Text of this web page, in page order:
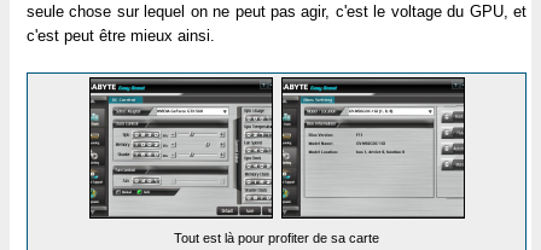
seule chose sur lequel on ne peut pas agir, c'est le voltage du GPU, et
c'est peut être mieux ainsi.
Tout est là pour profiter de sa carte